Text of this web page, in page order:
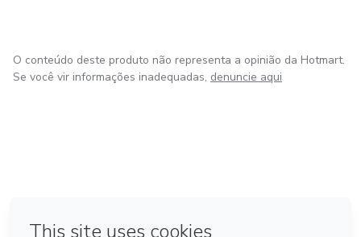
O conteúdo deste produto não representa a opinião da Hotmart.
Se você vir informações inadequadas, denuncie aqui
Feito com ❤ na Cidade do México